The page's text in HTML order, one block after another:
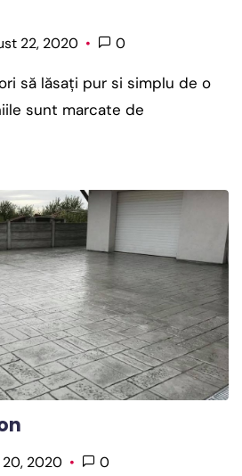
22, 2020 0
să lăsați pur si simplu de o
sunt marcate de
20, 2020 0